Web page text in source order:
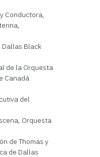
Conductora,
Black
de la Orquesta
Canadá
del
Orquesta
de Thomas y
de Dallas